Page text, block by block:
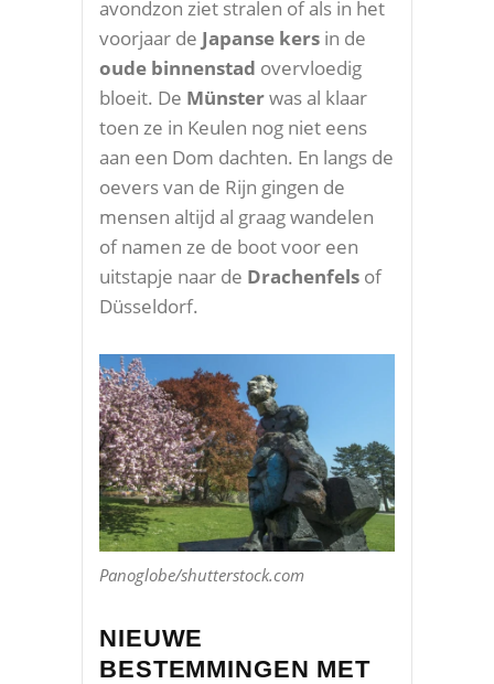
avondzon ziet stralen of als in het
voorjaar de Japanse kers in de
oude binnenstad overvloedig
bloeit. De Münsterwas al klaar
toen ze in Keulen nog niet eens
aan een Dom dachten. En langs de
oevers van de Rijn gingen de
mensen altijd al graag wandelen
of namen ze de boot voor een
uitstapje naar de Drachenfels of
Düsseldorf.
Panoglobe/shutterstock.com
NIEUWE
BESTEMMINGEN MET